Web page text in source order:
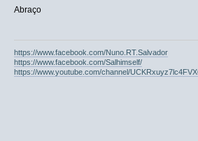
Abraço
https://www.facebook.com/Nuno.RT.Salvador
https://www.facebook.com/Salhimself/
https://www.youtube.com/channel/